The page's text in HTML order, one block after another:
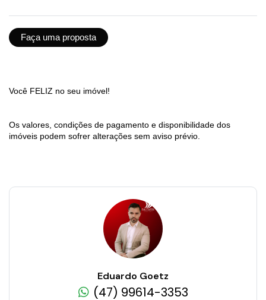
Faça uma proposta
Você FELIZ no seu imóvel!
Os valores, condições de pagamento e disponibilidade dos
imóveis podem sofrer alterações sem aviso prévio.
Eduardo Goetz
(47) 99614-3353